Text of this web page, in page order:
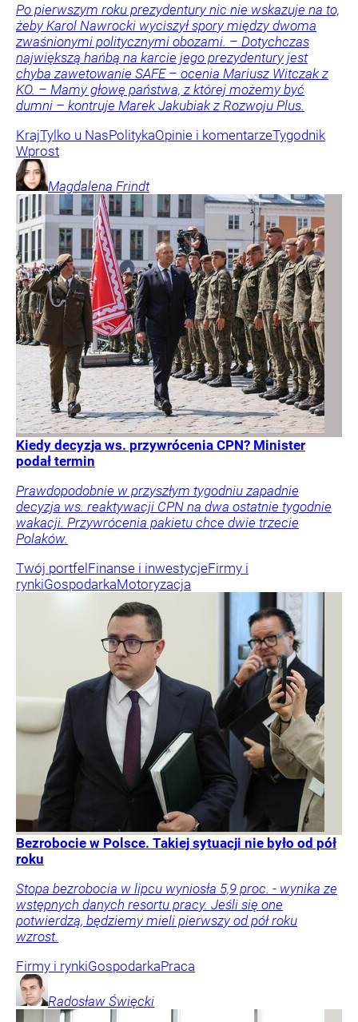
Po pierwszym roku prezydentury nic nie wskazuje na to,
żeby Karol Nawrocki wyciszył spory między dwoma
zwaśnionymi politycznymi obozami. – Dotychczas
największą hańbą na karcie jego prezydentury jest
chyba zawetowanie SAFE – ocenia Mariusz Witczak z
KO. – Mamy głowę państwa, z której możemy być
dumni – kontruje Marek Jakubiak z Rozwoju Plus.
KrajTylko u NasPolitykaOpinie i komentarzeTygodnik
Wprost
Magdalena Frindt
Kiedy decyzja ws. przywrócenia CPN? Minister
podał termin
Prawdopodobnie w przyszłym tygodniu zapadnie
decyzja ws. reaktywacji CPN na dwa ostatnie tygodnie
wakacji. Przywrócenia pakietu chce dwie trzecie
Polaków.
Twój portfelFinanse i inwestycjeFirmy i
rynkiGospodarkaMotoryzacja
Bezrobocie w Polsce. Takiej sytuacji nie było od pół
roku
Stopa bezrobocia w lipcu wyniosła 5,9 proc. - wynika ze
wstępnych danych resortu pracy. Jeśli się one
potwierdzą, będziemy mieli pierwszy od pół roku
wzrost.
Firmy i rynkiGospodarkaPraca
Radosław Święcki